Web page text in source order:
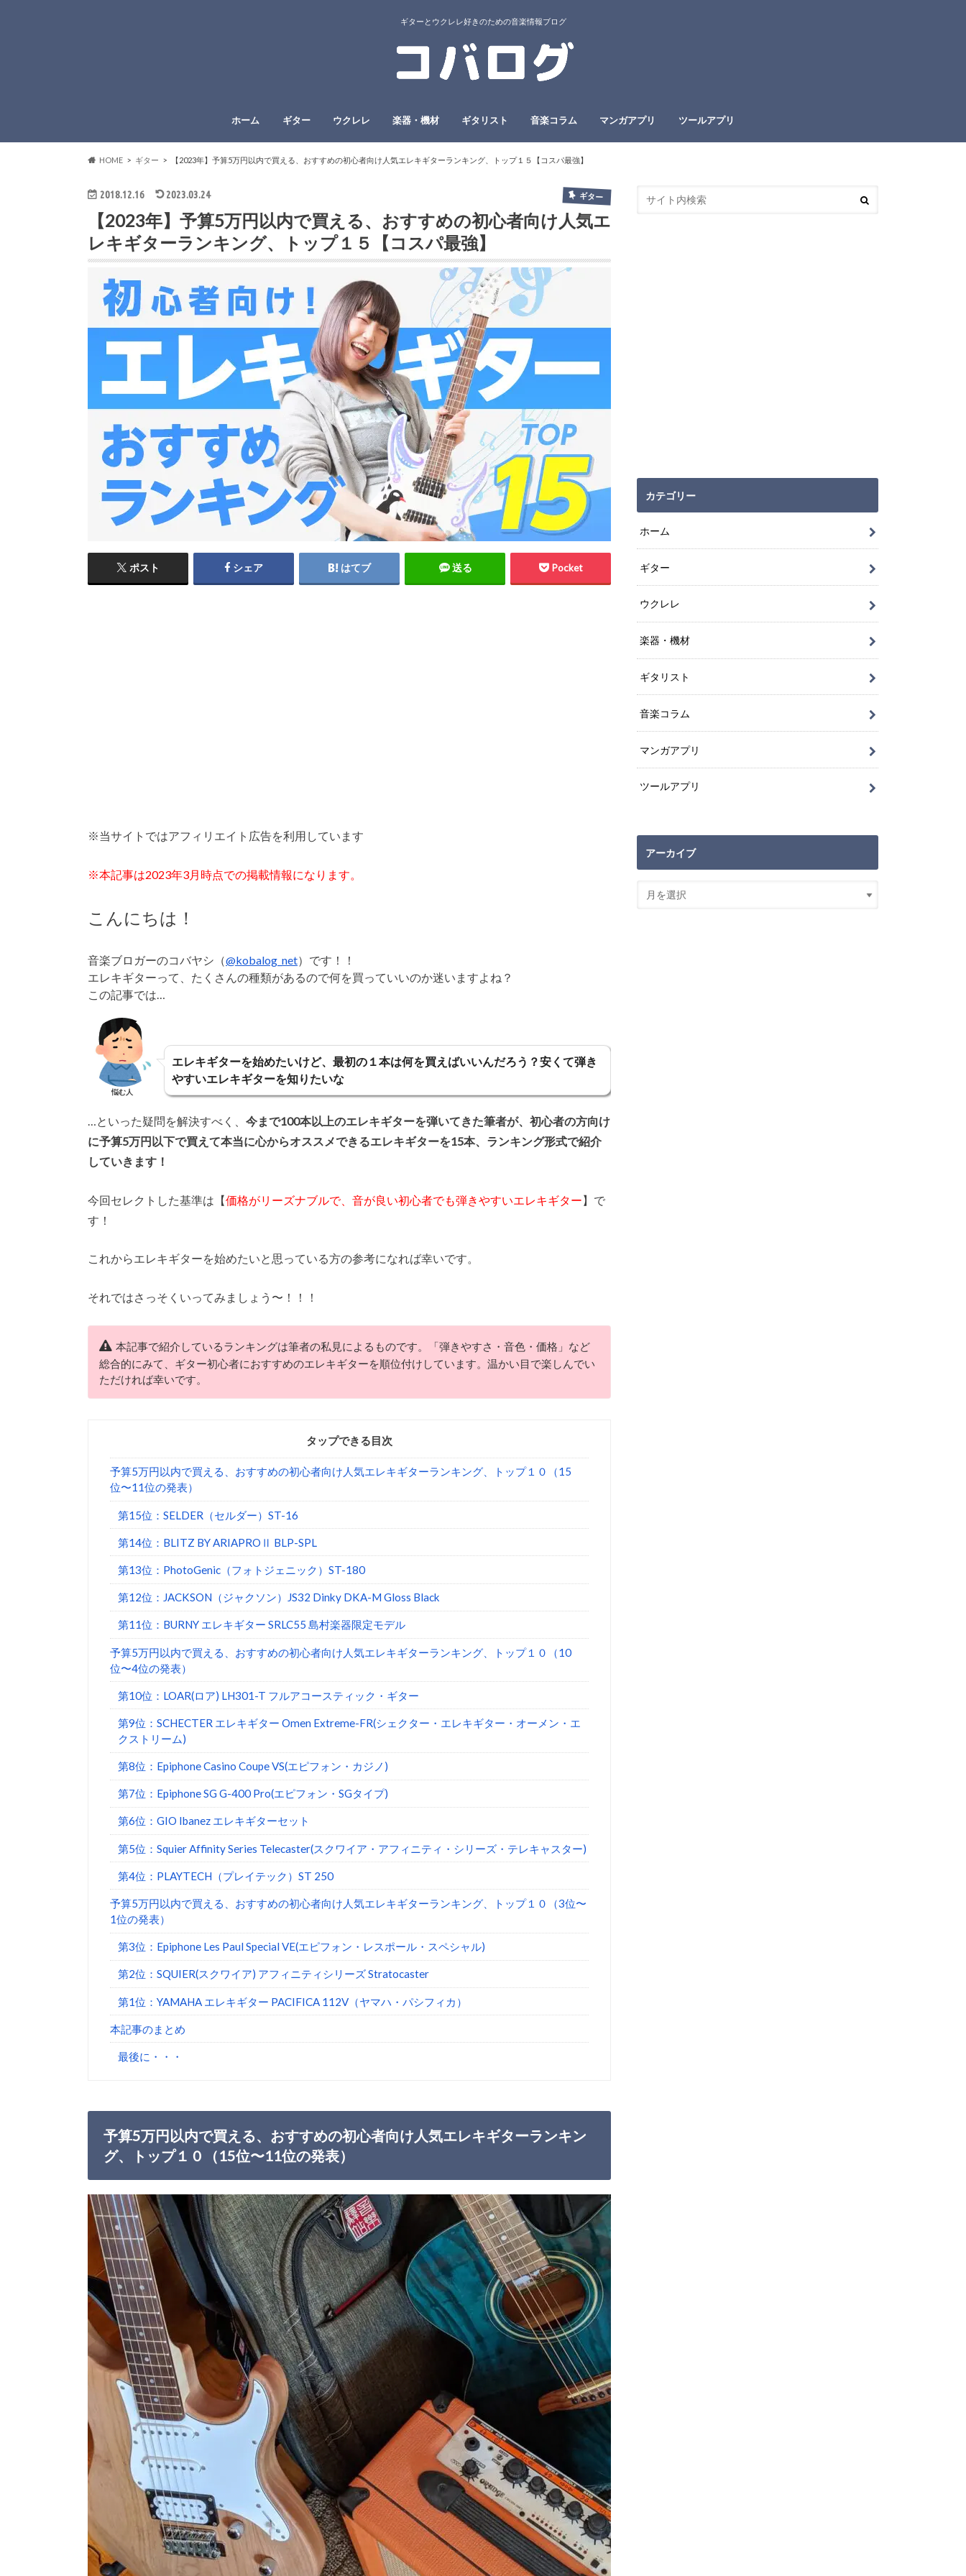
ギターとウクレレ好きのための音楽情報ブログ
ホーム ギター ウクレレ 楽器・機材 ギタリスト 音楽コラム マンガアプリ ツールアプリ
HOME ギター 【2023年】予算5万円以内で買える、おすすめの初心者向け人気エレキギターランキング、トップ１５【コスパ最強】
2018.12.16 2023.03.24 ギター
【2023年】予算5万円以内で買える、おすすめの初心者向け人気エ
レキギターランキング、トップ１５【コスパ最強】
ポスト シェア はてブ 送る Pocket
※当サイトではアフィリエイト広告を利用しています
※本記事は2023年3月時点での掲載情報になります。
こんにちは！
音楽ブロガーのコバヤシ（@kobalog_net）です！！
エレキギターって、たくさんの種類があるので何を買っていいのか迷いますよね？
この記事では…
悩む人
エレキギターを始めたいけど、最初の１本は何を買えばいいんだろう？安くて弾き
やすいエレキギターを知りたいな
…といった疑問を解決すべく、 今まで100本以上のエレキギターを弾いてきた筆者が、初心者の方向け
に予算5万円以下で買えて本当に心からオススメできるエレキギターを15本、ランキング形式で紹介
していきます！
今回セレクトした基準は【価格がリーズナブルで、音が良い初心者でも弾きやすいエレキギター】で
す！
これからエレキギターを始めたいと思っている方の参考になれば幸いです。
それではさっそくいってみましょう〜！！！
本記事で紹介しているランキングは筆者の私見によるものです。「弾きやすさ・音色・価格」など
総合的にみて、ギター初心者におすすめのエレキギターを順位付けしています。温かい目で楽しんでい
ただければ幸いです。
タップできる目次
予算5万円以内で買える、おすすめの初心者向け人気エレキギターランキング、トップ１０（15
位〜11位の発表）
第15位：SELDER（セルダー）ST-16
第14位：BLITZ BY ARIAPROⅡ BLP-SPL
第13位：PhotoGenic（フォトジェニック）ST-180
第12位：JACKSON（ジャクソン）JS32 Dinky DKA-M Gloss Black
第11位：BURNY エレキギター SRLC55 島村楽器限定モデル
予算5万円以内で買える、おすすめの初心者向け人気エレキギターランキング、トップ１０（10
位〜4位の発表）
第10位：LOAR(ロア) LH301-T フルアコースティック・ギター
第9位：SCHECTER エレキギター Omen Extreme-FR(シェクター・エレキギター・オーメン・エ
クストリーム)
第8位：Epiphone Casino Coupe VS(エピフォン・カジノ)
第7位：Epiphone SG G-400 Pro(エピフォン・SGタイプ)
第6位：GIO Ibanez エレキギターセット
第5位：Squier Affinity Series Telecaster(スクワイア・アフィニティ・シリーズ・テレキャスター)
第4位：PLAYTECH（プレイテック）ST 250
予算5万円以内で買える、おすすめの初心者向け人気エレキギターランキング、トップ１０（3位〜
1位の発表）
第3位：Epiphone Les Paul Special VE(エピフォン・レスポール・スペシャル)
第2位：SQUIER(スクワイア) アフィニティシリーズ Stratocaster
第1位：YAMAHA エレキギター PACIFICA 112V（ヤマハ・パシフィカ）
本記事のまとめ
最後に・・・
予算5万円以内で買える、おすすめの初心者向け人気エレキギターランキン
グ、トップ１０（15位〜11位の発表）
カテゴリー
ホーム
ギター
ウクレレ
楽器・機材
ギタリスト
音楽コラム
マンガアプリ
ツールアプリ
アーカイブ